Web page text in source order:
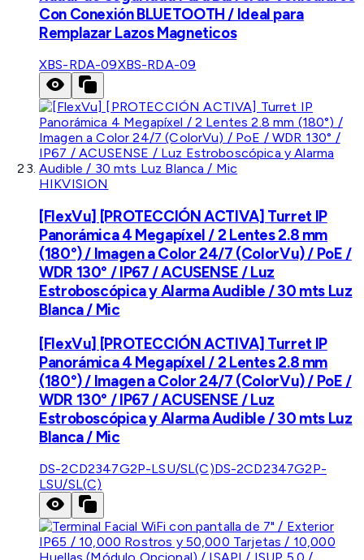
Con Conexión BLUETOOTH / Ideal para
Remplazar Lazos Magneticos
XBS-RDA-09XBS-RDA-09
HIKVISION
[FlexVu] [PROTECCIÓN ACTIVA] Turret IP
Panorámica 4 Megapíxel / 2 Lentes 2.8 mm
(180°) / Imagen a Color 24/7 (ColorVu) / PoE /
WDR 130° / IP67 / ACUSENSE / Luz
Estroboscópica y Alarma Audible / 30 mts Luz
Blanca / Mic
[FlexVu] [PROTECCIÓN ACTIVA] Turret IP
Panorámica 4 Megapíxel / 2 Lentes 2.8 mm
(180°) / Imagen a Color 24/7 (ColorVu) / PoE /
WDR 130° / IP67 / ACUSENSE / Luz
Estroboscópica y Alarma Audible / 30 mts Luz
Blanca / Mic
DS-2CD2347G2P-LSU/SL(C)DS-2CD2347G2P-
LSU/SL(C)